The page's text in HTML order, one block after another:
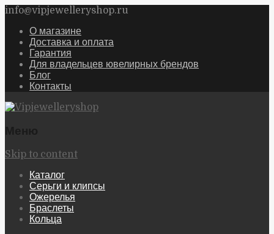
info@vipjewelleryshop.ru
О магазине
Доставка и оплата
Гарантия
Для владельцев ювелирных брендов
Блог
Контакты
Skip to content
Каталог
Серьги и клипсы
Ожерелья
Браслеты
Кольца